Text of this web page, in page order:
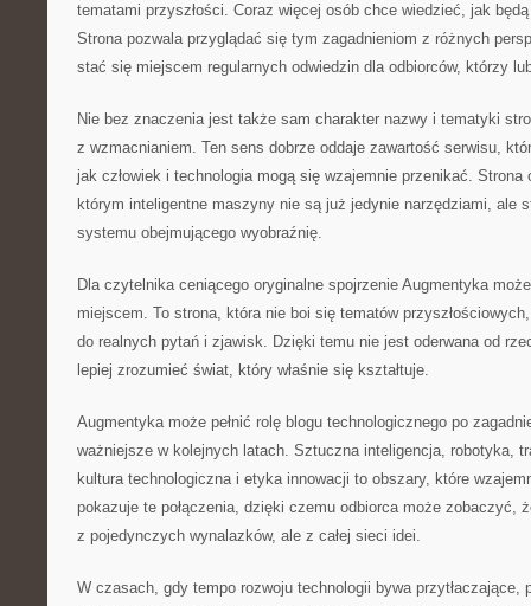
tematami przyszłości. Coraz więcej osób chce wiedzieć, jak
Strona pozwala przyglądać się tym zagadnieniom z różnych
stać się miejscem regularnych odwiedzin dla odbiorców, którzy
Nie bez znaczenia jest także sam charakter nazwy i tematyki
z wzmacnianiem. Ten sens dobrze oddaje zawartość serwisu,
jak człowiek i technologia mogą się wzajemnie przenikać. Strona
którym inteligentne maszyny nie są już jedynie narzędziami, ale
systemu obejmującego wyobraźnię.
Dla czytelnika ceniącego oryginalne spojrzenie Augmentyka
miejscem. To strona, która nie boi się tematów
do realnych pytań i zjawisk. Dzięki temu nie jest oderwana od
lepiej zrozumieć świat, który właśnie się kształtuje.
Augmentyka może pełnić rolę blogu technologicznego po
ważniejsze w kolejnych latach. Sztuczna inteligencja, robotyka,
kultura technologiczna i etyka innowacji to obszary, które
pokazuje te połączenia, dzięki czemu odbiorca może zobaczyć,
z pojedynczych wynalazków, ale z całej sieci idei.
W czasach, gdy tempo rozwoju technologii bywa przytłaczające,